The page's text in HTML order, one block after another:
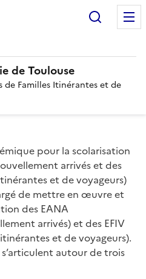
de Toulouse
de Familles Itinérantes et de
pour la scolarisation
arrivés et des
et de voyageurs)
de mettre en œuvre et
des EANA
arrivés) et des EFIV
et de voyageurs).
autour de trois